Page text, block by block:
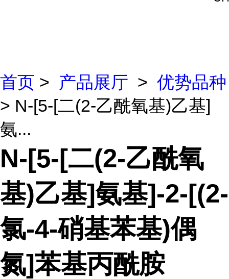
首页 > 产品展厅 > 优势品种
> N-[5-[二(2-乙酰氧基)乙基]
氨...
N-[5-[二(2-乙酰氧
基)乙基]氨基]-2-[(2-
氯-4-硝基苯基)偶
氮]苯基丙酰胺